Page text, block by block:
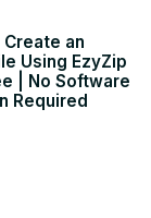
안 함을 보장합
의 최신 브라
공유 #브라우저
ezyzip/
an
Using EzyZip
| No Software
Required